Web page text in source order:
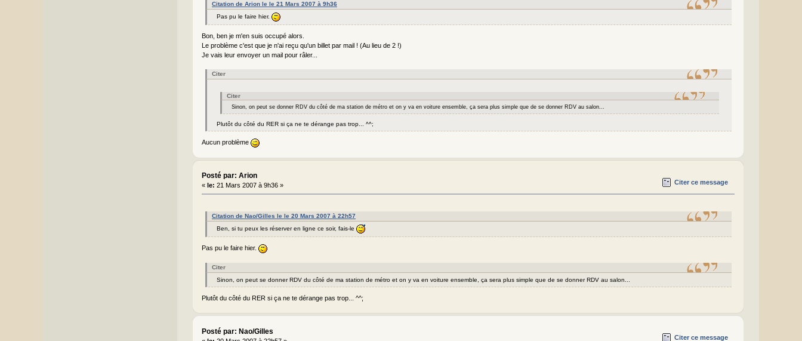
Citation de Arion le le 21 Mars 2007 à 9h36
Pas pu le faire hier.
Bon, ben je m'en suis occupé alors.
Le problème c'est que je n'ai reçu qu'un billet par mail ! (Au lieu de 2 !)
Je vais leur envoyer un mail pour râler...
Citer
Citer
Sinon, on peut se donner RDV du côté de ma station de métro et on y va en voiture ensemble, ça sera plus simple que de se donner RDV au salon...
Plutôt du côté du RER si ça ne te dérange pas trop... ^^;
Aucun problème
Posté par: Arion
« le: 21 Mars 2007 à 9h36 » Citer ce message
Citation de Nao/Gilles le le 20 Mars 2007 à 22h57
Ben, si tu peux les réserver en ligne ce soir, fais-le
Pas pu le faire hier.
Citer
Sinon, on peut se donner RDV du côté de ma station de métro et on y va en voiture ensemble, ça sera plus simple que de se donner RDV au salon...
Plutôt du côté du RER si ça ne te dérange pas trop... ^^;
Posté par: Nao/Gilles
Citer ce message